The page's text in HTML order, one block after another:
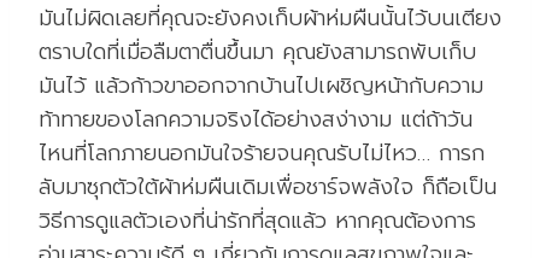
มันไม่ผิดเลยที่คุณจะยังคงเก็บผ้าห่มผืนนั้นไว้บนเตียง
ตราบใดที่เมื่อลืมตาตื่นขึ้นมา คุณยังสามารถพับเก็บ
มันไว้ แล้วก้าวขาออกจากบ้านไปเผชิญหน้ากับความ
ท้าทายของโลกความจริงได้อย่างสง่างาม แต่ถ้าวัน
ไหนที่โลกภายนอกมันใจร้ายจนคุณรับไม่ไหว… การก
ลับมาซุกตัวใต้ผ้าห่มผืนเดิมเพื่อชาร์จพลังใจ ก็ถือเป็น
วิธีการดูแลตัวเองที่น่ารักที่สุดแล้ว หากคุณต้องการ